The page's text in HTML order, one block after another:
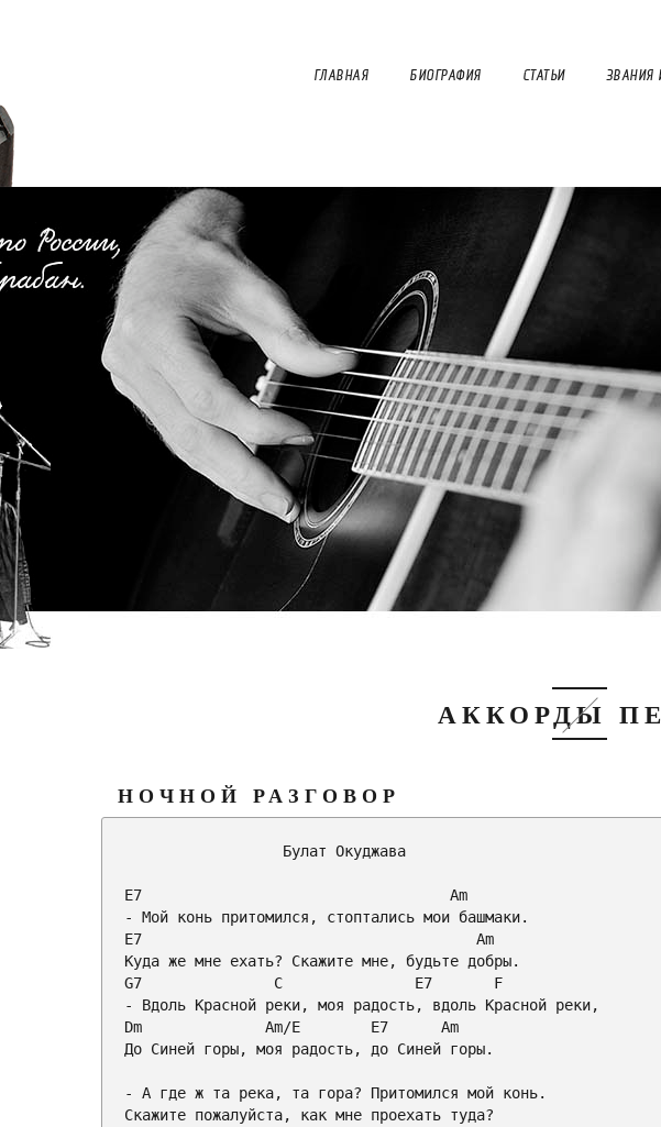
ГЛАВНАЯ БИОГРАФИЯ СТАТЬИ ЗВАНИЯ
АККОРДЫ
НОЧНОЙ РАЗГОВОР
E7
Am
E7
Am
G7
               С
E7
F
Dm
Am/E E7
Am
До Синей горы, моя радость, до Синей горы.
- А где ж та река, та гора? Притомился мой конь.
Скажите пожалуйста, как мне проехать туда?